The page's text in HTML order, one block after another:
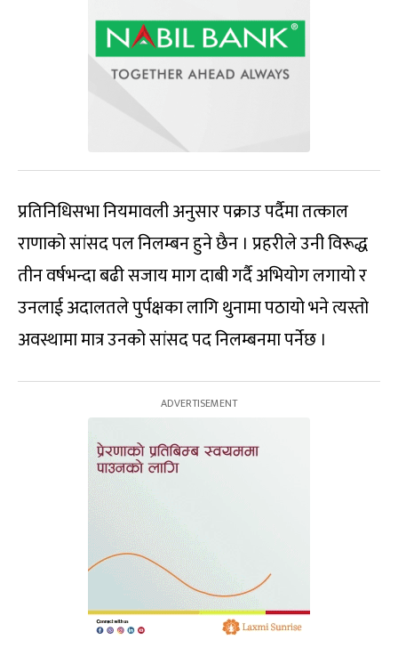
प्रतिनिधिसभा नियमावली अनुसार पक्राउ पर्दैमा तत्काल
राणाको सांसद पल निलम्बन हुने छैन । प्रहरीले उनी विरूद्ध
तीन वर्षभन्दा बढी सजाय माग दाबी गर्दै अभियोग लगायो र
उनलाई अदालतले पुर्पक्षका लागि थुनामा पठायो भने त्यस्तो
अवस्थामा मात्र उनको सांसद पद निलम्बनमा पर्नेछ ।